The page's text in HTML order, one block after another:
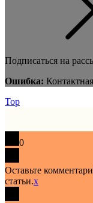
Подписаться на
Ошибка:
Top
0
Оставьте
статьи.x